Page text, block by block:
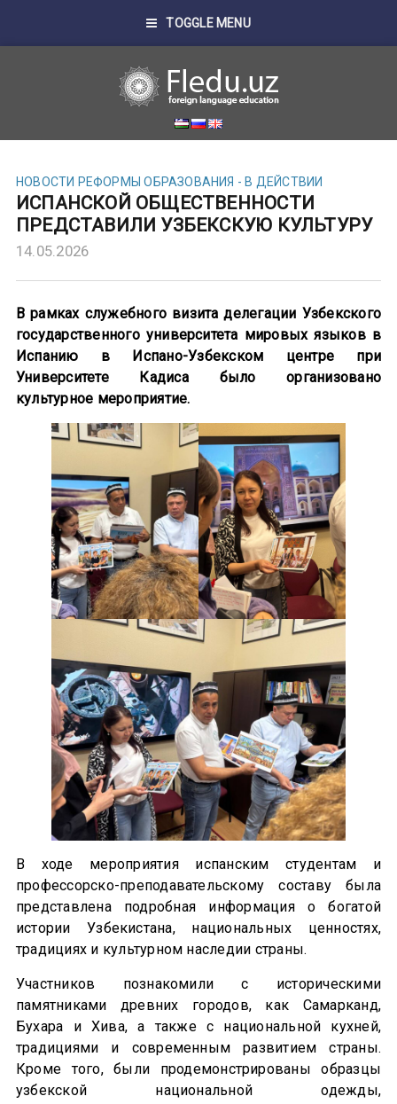
TOGGLE MENU
НОВОСТИ РЕФОРМЫ ОБРАЗОВАНИЯ - В ДЕЙСТВИИ
ИСПАНСКОЙ ОБЩЕСТВЕННОСТИ
ПРЕДСТАВИЛИ УЗБЕКСКУЮ КУЛЬТУРУ
14.05.2026
В рамках служебного визита делегации Узбекского
государственного университета мировых языков в
Испанию в Испано-Узбекском центре при
Университете Кадиса было организовано
культурное мероприятие.
В ходе мероприятия испанским студентам и
профессорско-преподавательскому составу была
представлена подробная информация о богатой
истории Узбекистана, национальных ценностях,
традициях и культурном наследии страны.
Участников познакомили с историческими
памятниками древних городов, как Самарканд,
Бухара и Хива, а также с национальной кухней,
традициями и современным развитием страны.
Кроме того, были продемонстрированы образцы
узбекской национальной одежды,